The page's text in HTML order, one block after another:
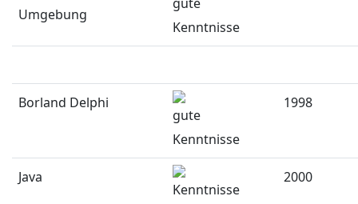
Umgebung
Borland Delphi 1998
Java 2000